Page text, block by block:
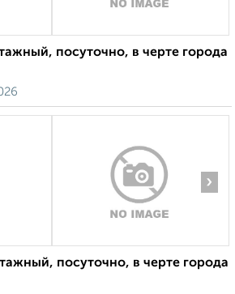
посуточно, в черте города
›
посуточно, в черте города